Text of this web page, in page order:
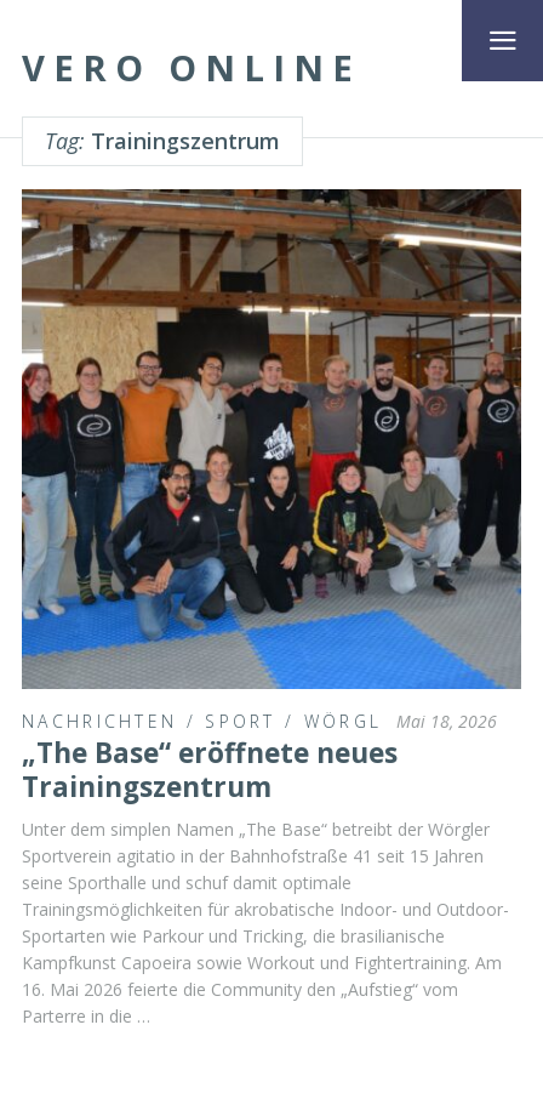
VERO ONLINE
Tag: Trainingszentrum
NACHRICHTEN / SPORT / WÖRGL Mai 18, 2026
„The Base“ eröffnete neues
Trainingszentrum
Unter dem simplen Namen „The Base“ betreibt der Wörgler
Sportverein agitatio in der Bahnhofstraße 41 seit 15 Jahren
seine Sporthalle und schuf damit optimale
Trainingsmöglichkeiten für akrobatische Indoor- und Outdoor-
Sportarten wie Parkour und Tricking, die brasilianische
Kampfkunst Capoeira sowie Workout und Fightertraining. Am
16. Mai 2026 feierte die Community den „Aufstieg“ vom
Parterre in die …